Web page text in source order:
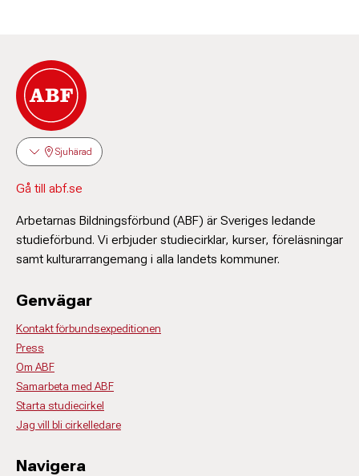
Sjuhärad
Gå till abf.se
Arbetarnas Bildningsförbund (ABF) är Sveriges ledande
studieförbund. Vi erbjuder studiecirklar, kurser, föreläsningar
samt kulturarrangemang i alla landets kommuner.
Genvägar
Kontakt förbundsexpeditionen
Press
Om ABF
Samarbeta med ABF
Starta studiecirkel
Jag vill bli cirkelledare
Navigera